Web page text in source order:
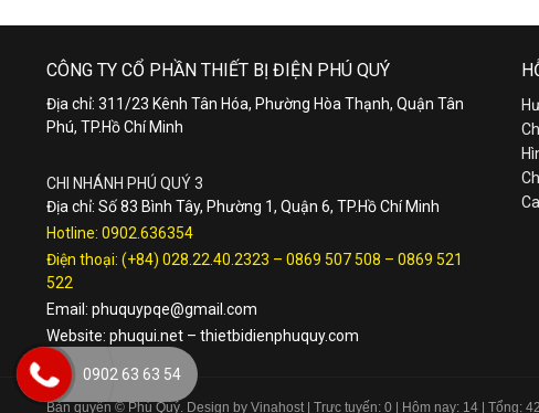
CÔNG TY CỔ PHẦN THIẾT BỊ ĐIỆN PHÚ QUÝ
Địa chỉ: 311/23 Kênh Tân Hóa, Phường Hòa Thạnh, Quận Tân
Phú, TP.Hồ Chí Minh
CHI NHÁNH PHÚ QUÝ 3
Địa chỉ: Số 83 Bình Tây, Phường 1, Quận 6, TP.Hồ Chí Minh
Hotline: 0902.636354
Điện thoại: (+84) 028.22.40.2323 – 0869 507 508 – 0869 521
522
Email: phuquypqe@gmail.com
Website: phuqui.net – thietbidienphuquy.com
Bản quyền © Phú Quý. Design by Vinahost | Trực tuyến: 0 | Hôm nay: 14 | Tổng:
0902 63 63 54